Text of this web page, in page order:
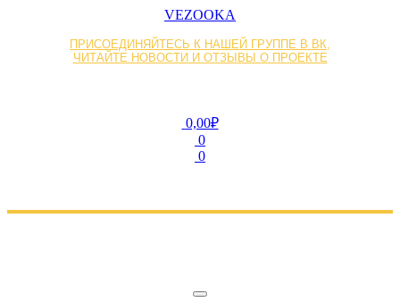
VEZOOKA
ПРИСОЕДИНЯЙТЕСЬ К НАШЕЙ ГРУППЕ В ВК,
ЧИТАЙТЕ НОВОСТИ И ОТЗЫВЫ О ПРОЕКТЕ
0,00₽
0
0